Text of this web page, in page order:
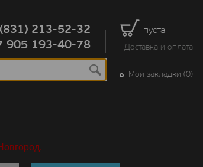
пуста
Доставка и оплата
(831) 213-52-32
905 193-40-78
Мои закладки (0)